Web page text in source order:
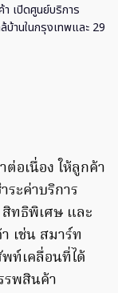
เปิดศูนย์บริการ
บ้านในกรุงเทพและ 29
อเนื่อง ให้ลูกค้า
ระค่าบริการ
ทธิพิเศษ และ
เช่น สมาร์ท
ท์เคลื่อนที่ได้
รพสินค้า